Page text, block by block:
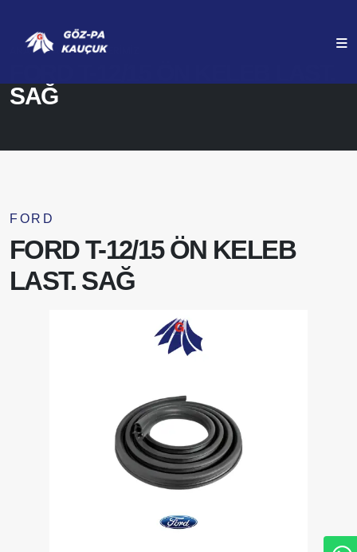
SAĞ
ANASAYFA ÜRÜNLERIMIZ
FORD
FORD T-12/15 ÖN KELEB
LAST. SAĞ